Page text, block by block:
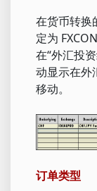
在货币转换
定为
在“外汇投
动显示在外
移动。
订单类型